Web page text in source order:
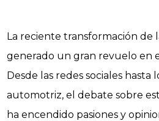
La reciente transformación de
generado un gran revuelo en
Desde las redes sociales hasta
automotriz, el debate sobre
ha encendido pasiones y